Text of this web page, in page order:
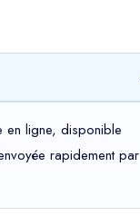
en ligne, disponible
rapidement par